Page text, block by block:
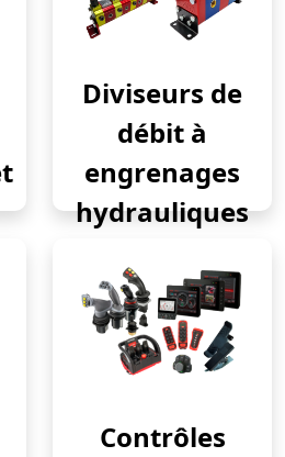
Diviseurs de
débit à
engrenages
hydrauliques
Contrôles